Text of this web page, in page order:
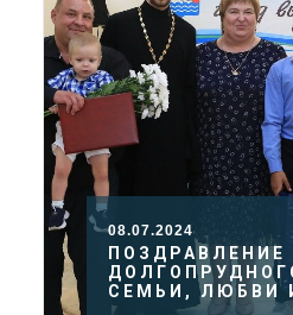
08.07.2024
ПОЗДРАВЛЕНИЕ
СЕМЬИ, ЛЮБВИ